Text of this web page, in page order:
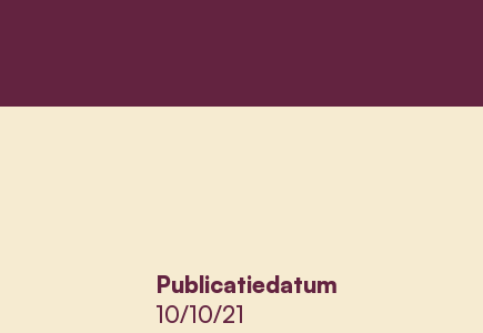
Publicatiedatum
10/10/21